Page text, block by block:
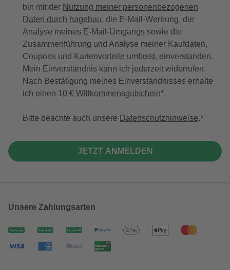
bin mit der Nutzung meiner personenbezogenen
Daten durch hagebau, die E-Mail-Werbung, die
Analyse meines E-Mail-Umgangs sowie die
Zusammenführung und Analyse meiner Kaufdaten,
Coupons und Kartenvorteile umfasst, einverstanden.
Mein Einverständnis kann ich jederzeit widerrufen.
Nach Bestätigung meines Einverständnisses erhalte
ich einen 10 € Willkommensgutschein*.
Bitte beachte auch unsere Datenschutzhinweise.
JETZT ANMELDEN
Unsere Zahlungsarten